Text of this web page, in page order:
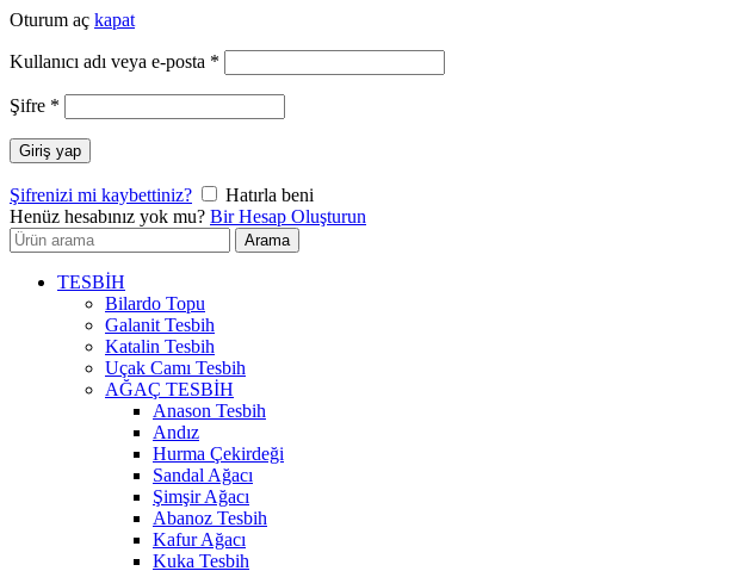
Oturum aç kapat
Kullanıcı adı veya e-posta *
Şifre *
Giriş yap
Şifrenizi mi kaybettiniz?
Hatırla beni
Henüz hesabınız yok mu? Bir Hesap Oluşturun
Arayın:
Arama
TESBİH
Bilardo Topu
Galanit Tesbih
Katalin Tesbih
Uçak Camı Tesbih
AĞAÇ TESBİH
Anason Tesbih
Andız
Hurma Çekirdeği
Sandal Ağacı
Şimşir Ağacı
Abanoz Tesbih
Kafur Ağacı
Kuka Tesbih